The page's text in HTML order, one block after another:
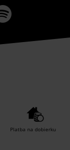
Platba na dobierku